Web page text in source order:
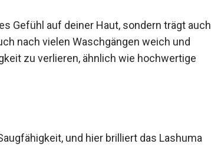
Gefühl auf deiner Haut, sondern trägt auch
nach vielen Waschgängen weich und
zu verlieren, ähnlich wie hochwertige
und hier brilliert das Lashuma